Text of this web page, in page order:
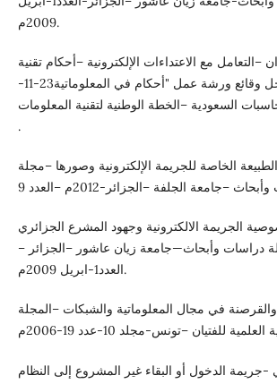
2009م.
–التعامل مع الاعتداءات الإلكترونية –أحكام تقنية
المعلومات –سجل وقائع ورشة عمل "أحكام في المعلوماتية23-11-
السعودية –الخطة الوطنية لتقنية المعلومات
.
الخاصة للجريمة الإلكترونية وصورها –مجلة
الجريمة الالكترونية وجهود المشرع الجزائري
دراسات وأبحاث—جامعة زيان عاشور –الجزائر –
العدد1-ابريل 2009م.
في مجال المعلوماتية والشبكات –المجلة
الدخول أو البقاء غير المشروع إلى النظام